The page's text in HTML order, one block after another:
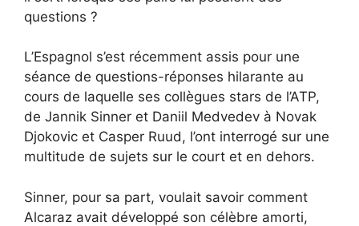
questions ?
L’Espagnol s’est récemment assis pour une
séance de questions-réponses hilarante au
cours de laquelle ses collègues stars de l’ATP,
de Jannik Sinner et Daniil Medvedev à Novak
Djokovic et Casper Ruud, l’ont interrogé sur une
multitude de sujets sur le court et en dehors.
Sinner, pour sa part, voulait savoir comment
Alcaraz avait développé son célèbre amorti,